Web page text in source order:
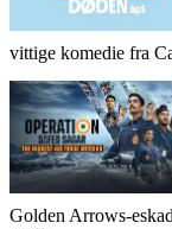
vittige komedie fra
Golden Arrows-